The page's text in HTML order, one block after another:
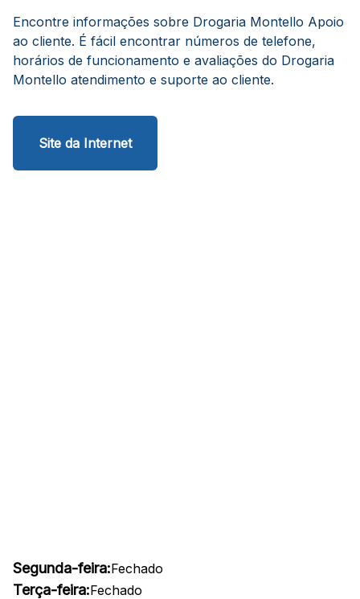
Encontre informações sobre Drogaria Montello Apoio
ao cliente. É fácil encontrar números de telefone,
horários de funcionamento e avaliações do Drogaria
Montello atendimento e suporte ao cliente.
Site da Internet
Segunda-feira:Fechado
Terça-feira:Fechado